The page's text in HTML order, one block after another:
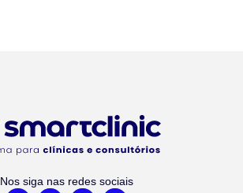
Nos siga nas redes sociais